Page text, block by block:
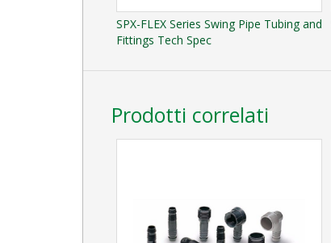
SPX-FLEX Series Swing Pipe Tubing and
Fittings Tech Spec
Prodotti correlati